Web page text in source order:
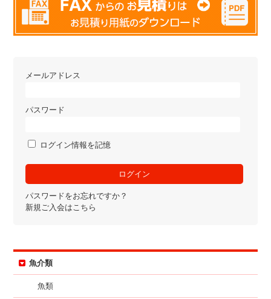
メールアドレス
パスワード
ログイン情報を記憶
パスワードをお忘れですか？
新規ご入会はこちら
魚介類
魚類